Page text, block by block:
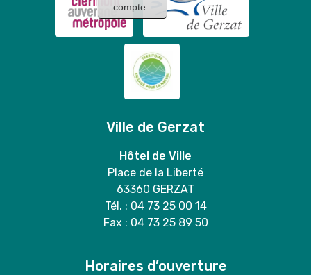
compte
Ville de Gerzat
Hôtel de Ville
Place de la Liberté
63360 GERZAT
Tél. : 04 73 25 00 14
Fax : 04 73 25 89 50
Horaires d’ouverture